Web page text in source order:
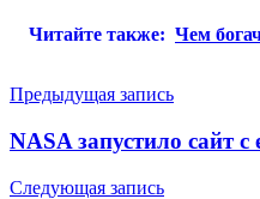
Читайте также: Чем
Навигация
по
записям
Предыдущая запись
NASA запустило сайт
Следующая запись